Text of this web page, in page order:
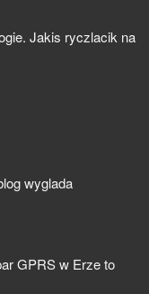
Jakis ryczlacik na
wyglada
GPRS w Erze to